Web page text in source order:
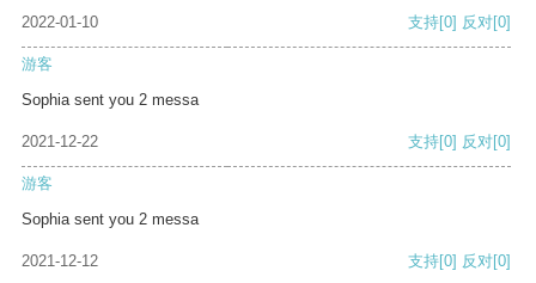
2022-01-10 支持[0] 反对[0]
游客
Sophia sent you 2 messa
2021-12-22 支持[0] 反对[0]
游客
Sophia sent you 2 messa
2021-12-12 支持[0] 反对[0]